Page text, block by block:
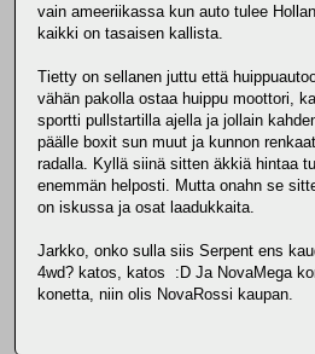
vain ameeriikassa kun auto tulee
kaikki on tasaisen kallista.
Tietty on sellanen juttu että
vähän pakolla ostaa huippu moottori,
sportti pullstartilla ajella ja jollain
päälle boxit sun muut ja kunnon
radalla. Kyllä siinä sitten äkkiä hintaa
enemmän helposti. Mutta onahn se
on iskussa ja osat laadukkaita.
Jarkko, onko sulla siis Serpent ens
4wd? katos, katos :D Ja NovaMega
konetta, niin olis NovaRossi kaupan.